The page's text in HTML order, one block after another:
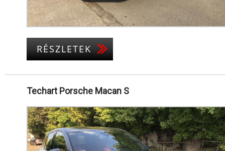
RÉSZLETEK
Techart Porsche Macan S